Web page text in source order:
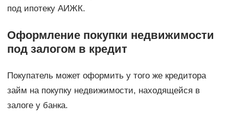
под ипотеку АИЖК.
Оформление покупки недвижимости
под залогом в кредит
Покупатель может оформить у того же кредитора
займ на покупку недвижимости, находящейся в
залоге у банка.